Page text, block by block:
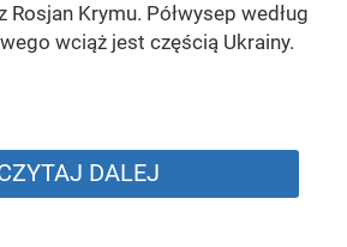
Krymu. Półwysep według
wciąż jest częścią Ukrainy.
DALEJ